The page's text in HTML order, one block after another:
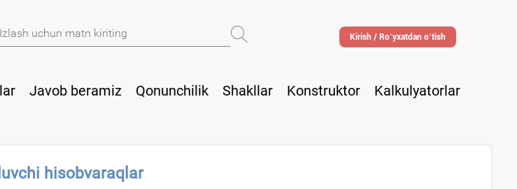
Kirish / Roʻyхatdan oʻtish
Javob beramiz Qonunchilik Shakllar Konstruktor
Kalkulyatorlar
hisobvaraqlar